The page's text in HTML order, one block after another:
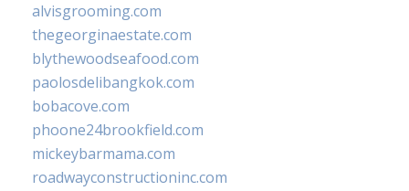
alvisgrooming.com
thegeorginaestate.com
blythewoodseafood.com
paolosdelibangkok.com
bobacove.com
phoone24brookfield.com
mickeybarmama.com
roadwayconstructioninc.com